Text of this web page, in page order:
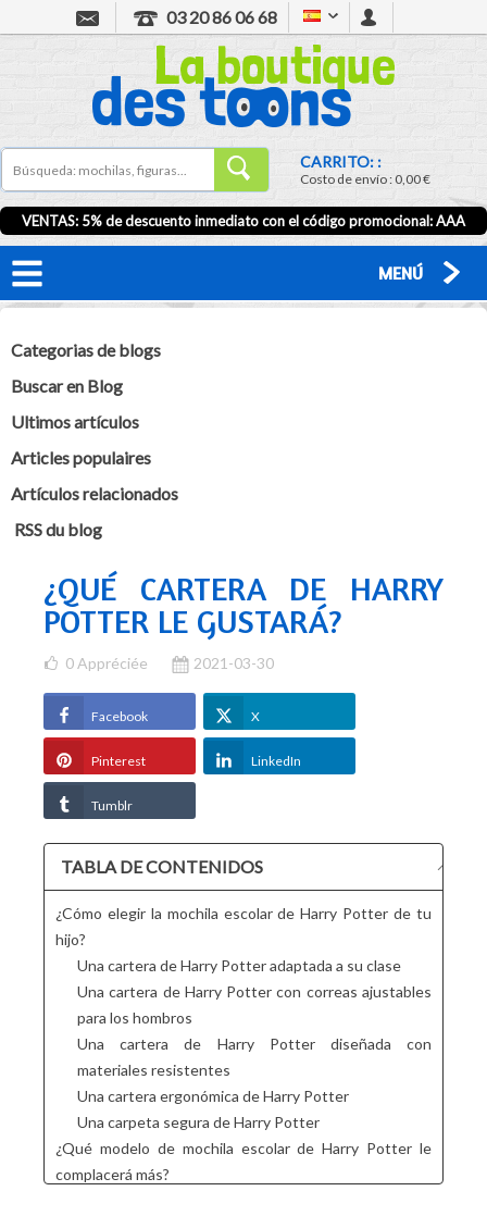
03 20 86 06 68
CARRITO: :
Costo de envío :0,00 €
VENTAS: 5% de descuento inmediato con el código promocional:AAA
MENÚ
Categorias de blogs
Buscar en Blog
Ultimos artículos
Articles populaires
Artículos relacionados
RSS du blog
¿QUÉ CARTERA DE HARRY
POTTER LE GUSTARÁ?
0 Appréciée 2021-03-30
Facebook X
Pinterest LinkedIn
Tumblr
TABLA DE CONTENIDOS
¿Cómo elegir la mochila escolar de Harry Potter de tu
hijo?
Una cartera de Harry Potter adaptada a su clase
Una cartera de Harry Potter con correas ajustables
para los hombros
Una cartera de Harry Potter diseñada con
materiales resistentes
Una cartera ergonómica de Harry Potter
Una carpeta segura de Harry Potter
¿Qué modelo de mochila escolar de Harry Potter le
complacerá más?